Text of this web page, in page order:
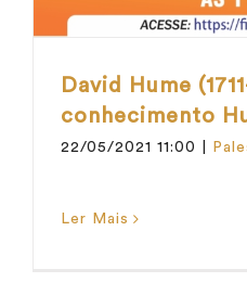
David Hume
conhecimento
22/05/2021 11:00
Ler Mais